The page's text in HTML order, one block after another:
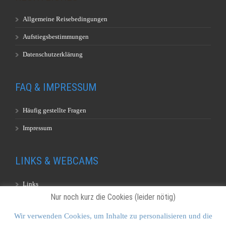
Allgemeine Reisebedingungen
Aufstiegsbestimmungen
Datenschutzerklärung
FAQ & IMPRESSUM
Häufig gestellte Fragen
Impressum
LINKS & WEBCAMS
Links
Nur noch kurz die Cookies (leider nötig)
Wir verwenden Cookies, um Inhalte zu personalisieren und die